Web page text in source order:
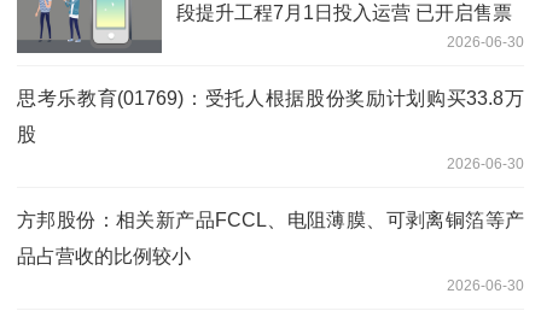
段提升工程7月1日投入运营 已开启售票
2026-06-30
思考乐教育(01769)：受托人根据股份奖励计划购买33.8万
股
2026-06-30
方邦股份：相关新产品FCCL、电阻薄膜、可剥离铜箔等产
品占营收的比例较小
2026-06-30